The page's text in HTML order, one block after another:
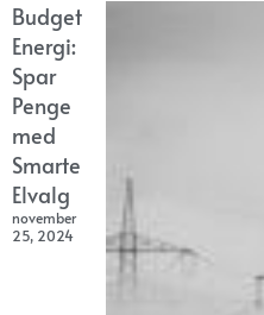
Budget
Energi:
Spar
Penge
med
Smarte
Elvalg
november
25, 2024